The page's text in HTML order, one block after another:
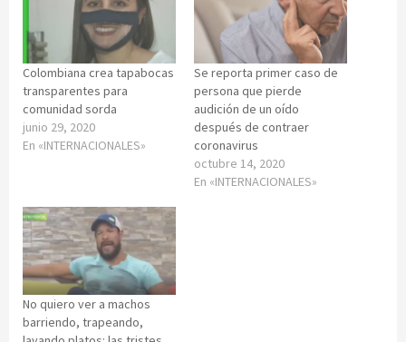
Colombiana crea tapabocas
transparentes para
comunidad sorda
junio 29, 2020
En «INTERNACIONALES»
Se reporta primer caso de
persona que pierde
audición de un oído
después de contraer
coronavirus
octubre 14, 2020
En «INTERNACIONALES»
No quiero ver a machos
barriendo, trapeando,